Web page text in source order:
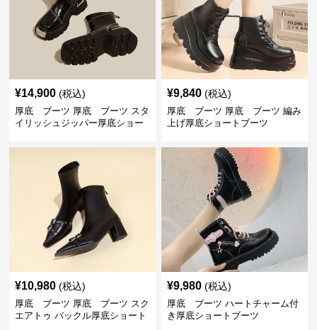
¥14,900 (税込)
厚底 ブーツ 厚底 ブーツ スタ
イリッシュジッパー厚底ショー
¥9,840 (税込)
厚底 ブーツ 厚底 ブーツ 編み
上げ厚底ショートブーツ
¥10,980 (税込)
厚底 ブーツ 厚底 ブーツ スク
エアトゥ バックル厚底ショート
¥9,980 (税込)
厚底 ブーツ ハートチャーム付
き厚底ショートブーツ